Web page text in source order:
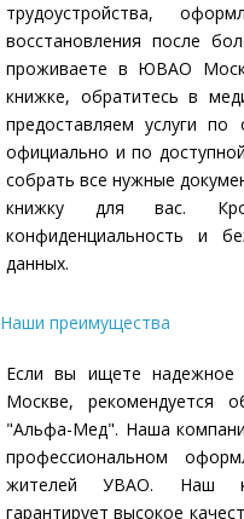
трудоустройства,
восстановления после
проживаете в ЮВАО
книжке, обратитесь в
предоставляем услуги
официально и по
собрать все нужные
книжку для вас.
конфиденциальность и
данных.
Наши преимущества
Если вы ищете надежное
Москве, рекомендуется
"Альфа-Мед". Наша
профессиональном
жителей УВАО. Наш
гарантирует высокое